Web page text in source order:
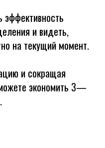
эффективность
и видеть,
на текущий момент.
и сокращая
экономить 3—